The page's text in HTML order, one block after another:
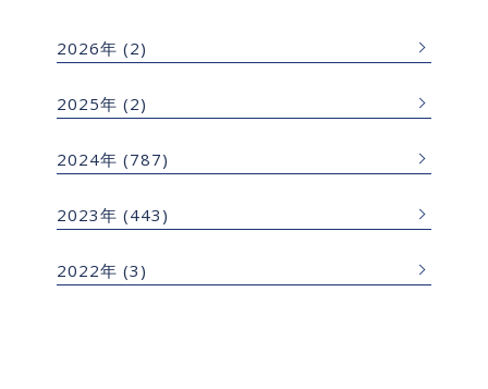
2026年 (2)
2025年 (2)
2024年 (787)
2023年 (443)
2022年 (3)